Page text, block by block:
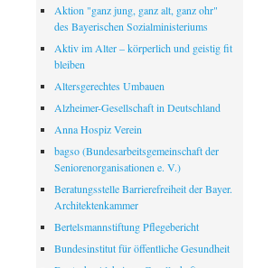
Aktion "ganz jung, ganz alt, ganz ohr"
des Bayerischen Sozialministeriums
Aktiv im Alter – körperlich und geistig fit
bleiben
Altersgerechtes Umbauen
Alzheimer-Gesellschaft in Deutschland
Anna Hospiz Verein
bagso (Bundesarbeitsgemeinschaft der
Seniorenorganisationen e. V.)
Beratungsstelle Barrierefreiheit der Bayer.
Architektenkammer
Bertelsmannstiftung Pflegebericht
Bundesinstitut für öffentliche Gesundheit